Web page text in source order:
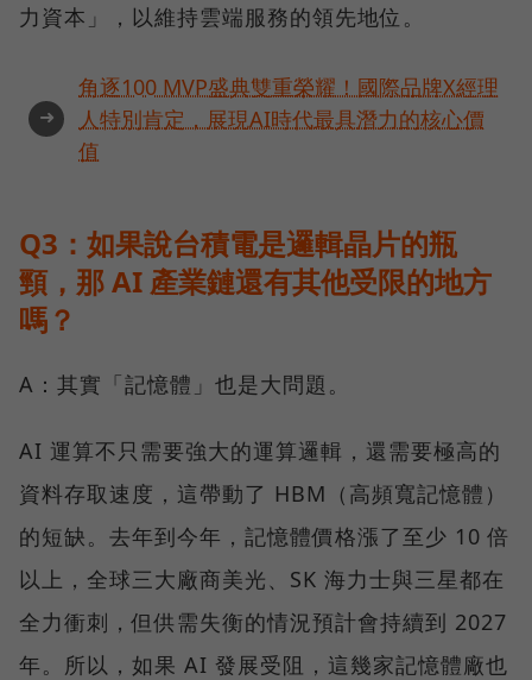
力資本」，以維持雲端服務的領先地位。
➜
角逐100 MVP盛典雙重榮耀！國際品牌X經理
人特別肯定，展現AI時代最具潛力的核心價
值
Q3：如果說台積電是邏輯晶片的瓶
頸，那 AI 產業鏈還有其他受限的地方
嗎？
A：其實「記憶體」也是大問題。
AI 運算不只需要強大的運算邏輯，還需要極高的
資料存取速度，這帶動了 HBM（高頻寬記憶體）
的短缺。去年到今年，記憶體價格漲了至少 10 倍
以上，全球三大廠商美光、SK 海力士與三星都在
全力衝刺，但供需失衡的情況預計會持續到 2027
年。所以，如果 AI 發展受阻，這幾家記憶體廠也